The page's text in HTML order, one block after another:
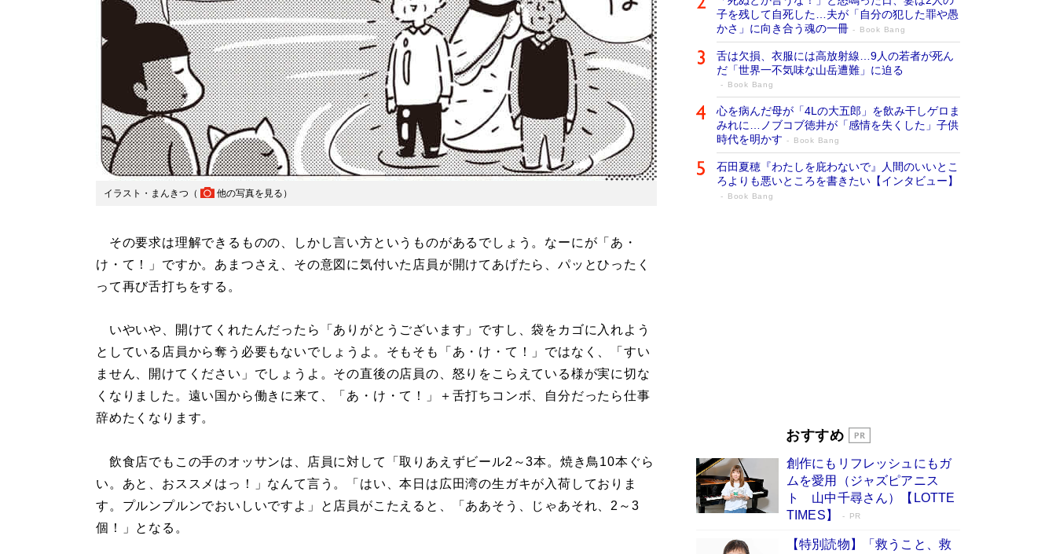
イラスト・まんきつ（ 他の写真を見る ）
その要求は理解できるものの、しかし言い方というものがあるでしょう。なーにが「あ・
け・て！」ですか。あまつさえ、その意図に気付いた店員が開けてあげたら、パッとひったく
って再び舌打ちをする。
いやいや、開けてくれたんだったら「ありがとうございます」ですし、袋をカゴに入れよう
としている店員から奪う必要もないでしょうよ。そもそも「あ・け・て！」ではなく、「すい
ません、開けてください」でしょうよ。その直後の店員の、怒りをこらえている様が実に切な
くなりました。遠い国から働きに来て、「あ・け・て！」＋舌打ちコンボ、自分だったら仕事
辞めたくなります。
飲食店でもこの手のオッサンは、店員に対して「取りあえずビール2～3本。焼き鳥10本ぐら
い。あと、おススメはっ！」なんて言う。「はい、本日は広田湾の生ガキが入荷しておりま
す。プルンプルンでおいしいですよ」と店員がこたえると、「ああそう、じゃあそれ、2～3
個！」となる。
子を残して自死した…夫が「自分の犯した罪や愚
かさ」に向き合う魂の一冊
Book Bang
舌は欠損、衣服には高放射線…9人の若者が死ん
だ「世界一不気味な山岳遭難」に迫る
Book Bang
心を病んだ母が「4Lの大五郎」を飲み干しゲロま
みれに…ノブコブ徳井が「感情を失くした」子供
時代を明かす
Book Bang
石田夏穂『わたしを庇わないで』人間のいいとこ
ろよりも悪いところを書きたい【インタビュー】
Book Bang
「『火垂るの墓』は、大嘘である」原作者が抱き
続けた“自責の念”とは…「自己憐憫は描きたくな
い」監督が徹底的にこだわったこと（後編） #
戦争の記憶
Book Bang
おすすめ
創作にもリフレッシュにもガ
ムを愛用（ジャズピアニス
ト 山中千尋さん）【LOTTE
TIMES】
PR
【特別読物】「救うこと、救